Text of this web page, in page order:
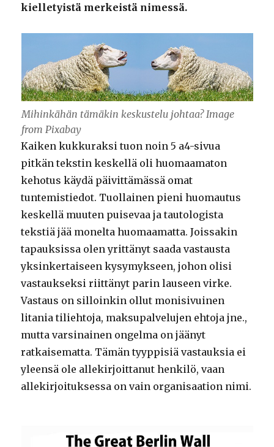
kielletyistä merkeistä nimessä.
Mihinkähän tämäkin keskustelu johtaa? Image
from Pixabay
Kaiken kukkuraksi tuon noin 5 a4-sivua
pitkän tekstin keskellä oli huomaamaton
kehotus käydä päivittämässä omat
tuntemistiedot. Tuollainen pieni huomautus
keskellä muuten puisevaa ja tautologista
tekstiä jää monelta huomaamatta. Joissakin
tapauksissa olen yrittänyt saada vastausta
yksinkertaiseen kysymykseen, johon olisi
vastaukseksi riittänyt parin lauseen virke.
Vastaus on silloinkin ollut monisivuinen
litania tiliehtoja, maksupalvelujen ehtoja jne.,
mutta varsinainen ongelma on jäänyt
ratkaisematta. Tämän tyyppisiä vastauksia ei
yleensä ole allekirjoittanut henkilö, vaan
allekirjoituksessa on vain organisaation nimi.